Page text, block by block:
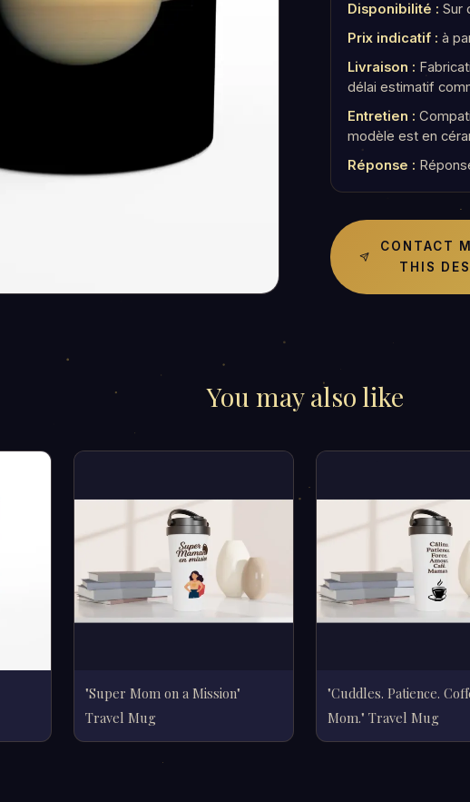
Disponibilité : Sur
Prix indicatif : à
Livraison :
délai estimatif
Entretien :
modèle est en
Réponse :
CONTACT
THIS
You may also like
"Super Mom on a Mission"
Travel Mug
"Cuddles. Patience.
Mom." Travel Mug